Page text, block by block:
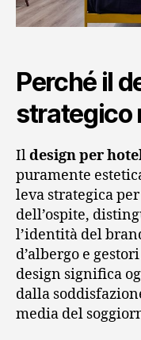
Perché il
strategico
Ildesign per
puramente
leva strategica
dell’ospite,
l’identità del
d’albergo e
design significa
dalla
media del